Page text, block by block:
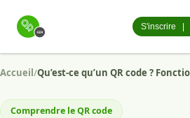
S'inscrire
Accueil/
Comprendre le QR code